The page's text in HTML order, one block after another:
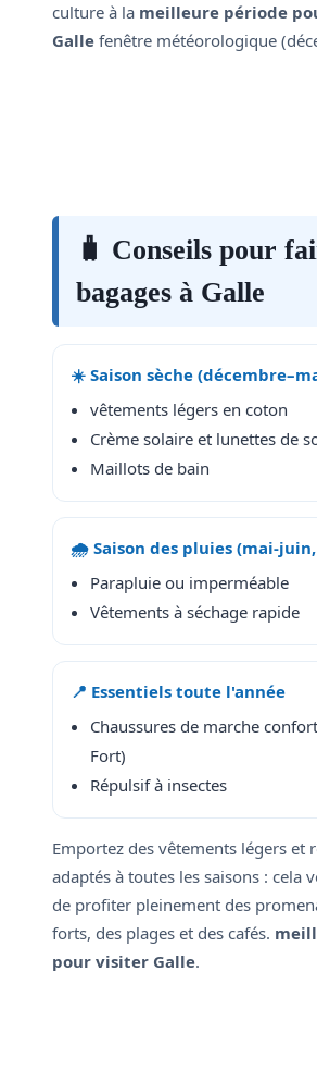
culture à la meilleure période
Galle fenêtre météorologique
🧳 Conseils pour
bagages à Galle
☀️ Saison sèche
vêtements légers en coton
Crème solaire et lunettes de
Maillots de bain
🌧️ Saison des pluies (mai-
Parapluie ou imperméable
Vêtements à séchage rapide
📍 Essentiels toute l'année
Chaussures de marche
Fort)
Répulsif à insectes
Emportez des vêtements légers et
adaptés à toutes les saisons : cela
de profiter pleinement des
forts, des plages et des cafés.
pour visiter Galle.